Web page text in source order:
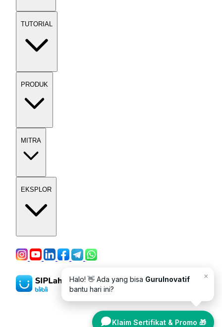
×
Halo! 👋 Ada yang bisa GuruInovatif
bantu hari ini?
Klaim Sertifikat & Promo 🎁
TUTORIAL
PRODUK
MITRA
EKSPLOR